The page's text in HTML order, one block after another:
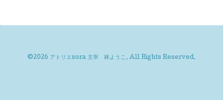
©2026 アトリエsora 主宰 林ようこ . All Rights Reserved.